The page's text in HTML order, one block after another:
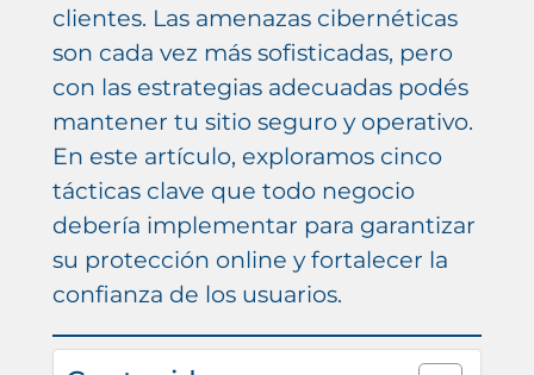
clientes. Las amenazas cibernéticas
son cada vez más sofisticadas, pero
con las estrategias adecuadas podés
mantener tu sitio seguro y operativo.
En este artículo, exploramos cinco
tácticas clave que todo negocio
debería implementar para garantizar
su protección online y fortalecer la
confianza de los usuarios.